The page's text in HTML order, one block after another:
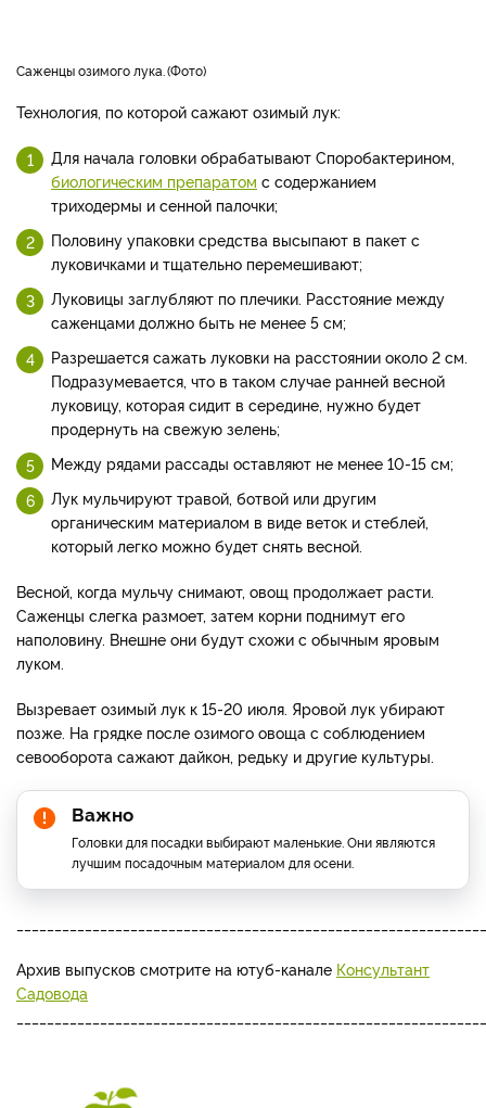
саженцы озимого лука. Фото
Технология, по которой сажают озимый лук:
Для начала головки обрабатывают Споробактерином,
биологическим препаратом с содержанием
триходермы и сенной палочки;
Половину упаковки средства высыпают в пакет с
луковичками и тщательно перемешивают;
Луковицы заглубляют по плечики. Расстояние между
саженцами должно быть не менее 5 см;
Разрешается сажать луковки на расстоянии около 2 см.
Подразумевается, что в таком случае ранней весной
луковицу, которая сидит в середине, нужно будет
продернуть на свежую зелень;
Между рядами рассады оставляют не менее 10-15 см;
Лук мульчируют травой, ботвой или другим
органическим материалом в виде веток и стеблей,
который легко можно будет снять весной.
Весной, когда мульчу снимают, овощ продолжает расти.
Саженцы слегка размоет, затем корни поднимут его
наполовину. Внешне они будут схожи с обычным яровым
луком.
Вызревает озимый лук к 15-20 июля. Яровой лук убирают
позже. На грядке после озимого овоща с соблюдением
севооборота сажают дайкон, редьку и другие культуры.
Важно
Головки для посадки выбирают маленькие. Они являются
лучшим посадочным материалом для осени.
Архив выпусков смотрите на ютуб-канале Консультант
Садовода